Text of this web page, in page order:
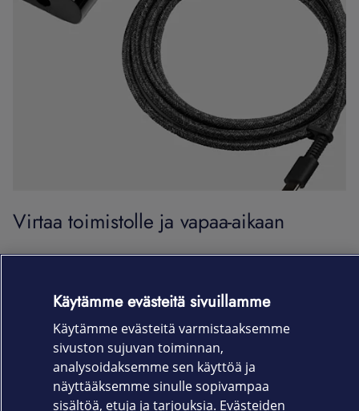
Virtaa toimistolle ja vapaa-aikaan
alkuperäistarvikkeet kuten Applen, Samsungin ja
Ne sopivat tuotteesta riippuen moniin mukana kulkeviin
laitteisiin, kuten älypuhelimiin, kannettaviin
tietokoneisiin, kameroihin ja tabletteihin.
Käytämme evästeitä sivuillamme
Käytämme evästeitä varmistaaksemme
sivuston sujuvan toiminnan,
analysoidaksemme sen käyttöä ja
näyttääksemme sinulle sopivampaa
sisältöä, etuja ja tarjouksia. Evästeiden